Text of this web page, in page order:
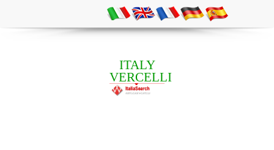
ITALY
VERCELLI